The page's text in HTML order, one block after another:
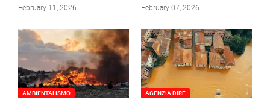
February 11, 2026 February 07, 2026
AMBIENTALISMO AGENZIA DIRE